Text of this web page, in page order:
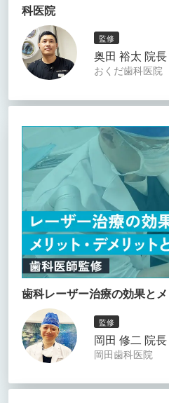
科医院
監修
奥田 裕太 院長
おくだ歯科医院
歯科レーザー治療の効果と
監修
岡田 修二 院長
岡田歯科医院